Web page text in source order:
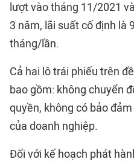
lượt vào tháng 11/2021
3 năm, lãi suất cố định là
tháng/lần.
Cả hai lô trái phiếu trên
bao gồm: không chuyển
quyền, không có bảo
của doanh nghiệp.
Đối với kế hoạch phát